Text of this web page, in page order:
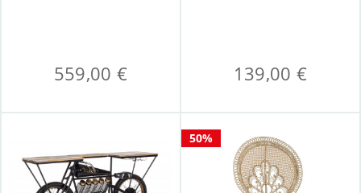
559,00 € 139,00 €
50%